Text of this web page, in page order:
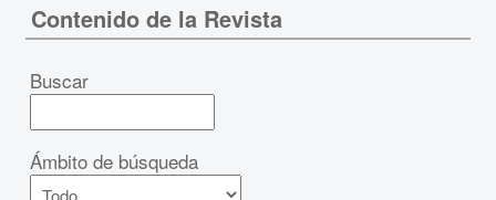
Contenido de la Revista
Buscar
Ámbito de búsqueda